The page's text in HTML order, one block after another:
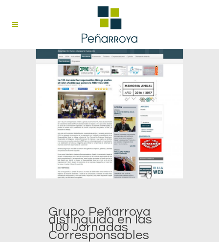
Grupo Peñarroya
distinguido en las
100 Jornadas
Corresponsables